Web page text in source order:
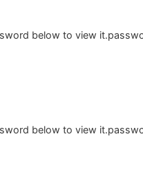
below to view
below to view